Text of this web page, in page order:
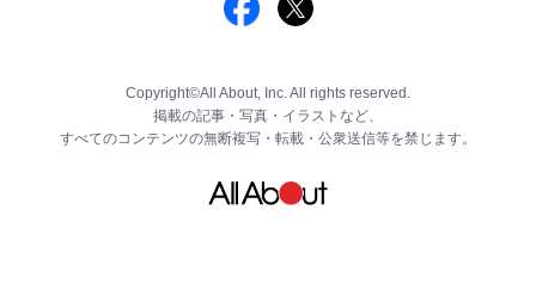
Copyright©All About, Inc. All rights reserved.
掲載の記事・写真・イラストなど、
すべてのコンテンツの無断複写・転載・公衆送信等を禁じます。